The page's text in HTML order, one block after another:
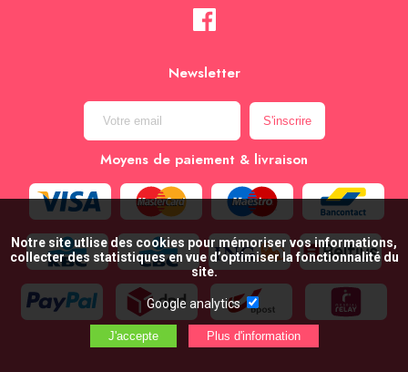
Newsletter
Moyens de paiement & livraison
Notre site utlise des cookies pour mémoriser vos informations,
collecter des statistiques en vue d’optimiser la fonctionnalité du
site.
Google analytics